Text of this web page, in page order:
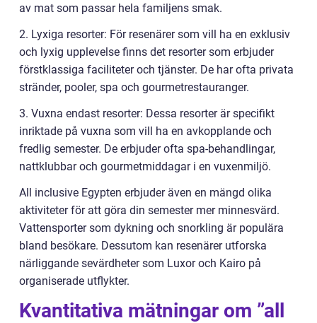
av mat som passar hela familjens smak.
2. Lyxiga resorter: För resenärer som vill ha en exklusiv
och lyxig upplevelse finns det resorter som erbjuder
förstklassiga faciliteter och tjänster. De har ofta privata
stränder, pooler, spa och gourmetrestauranger.
3. Vuxna endast resorter: Dessa resorter är specifikt
inriktade på vuxna som vill ha en avkopplande och
fredlig semester. De erbjuder ofta spa-behandlingar,
nattklubbar och gourmetmiddagar i en vuxenmiljö.
All inclusive Egypten erbjuder även en mängd olika
aktiviteter för att göra din semester mer minnesvärd.
Vattensporter som dykning och snorkling är populära
bland besökare. Dessutom kan resenärer utforska
närliggande sevärdheter som Luxor och Kairo på
organiserade utflykter.
Kvantitativa mätningar om ”all